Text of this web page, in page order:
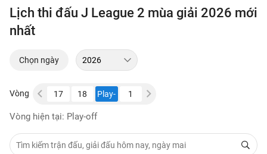
Lịch thi đấu J League 2 mùa giải 2026 mới
nhất
Chọn ngày
Vòng
15 16 17 18
Play-
1
Vòng hiện tại: Play-off